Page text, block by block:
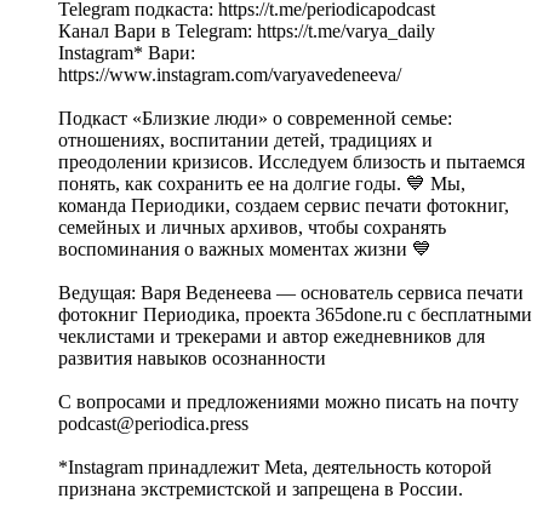
Telegram подкаста: https://t.me/periodicapodcast
Канал Вари в Telegram: https://t.me/varya_daily
Instagram* Вари:
https://www.instagram.com/varyavedeneeva/
Подкаст «Близкие люди» о современной семье:
отношениях, воспитании детей, традициях и
преодолении кризисов. Исследуем близость и пытаемся
понять, как сохранить ее на долгие годы. 💙 Мы,
команда Периодики, создаем сервис печати фотокниг,
семейных и личных архивов, чтобы сохранять
воспоминания о важных моментах жизни 💙
Ведущая: Варя Веденеева — основатель сервиса печати
фотокниг Периодика, проекта 365done.ru с бесплатными
чеклистами и трекерами и автор ежедневников для
развития навыков осознанности
С вопросами и предложениями можно писать на почту
podcast@periodica.press
*Instagram принадлежит Meta, деятельность которой
признана экстремистской и запрещена в России.